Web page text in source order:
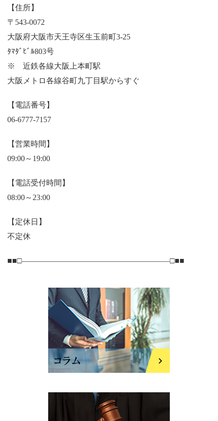
【住所】
〒543-0072
大阪府大阪市天王寺区生玉前町3-25
ﾀﾏﾀﾞﾋﾞﾙ803号
※ 近鉄各線大阪上本町駅
大阪メトロ各線谷町九丁目駅からすぐ
【電話番号】
06-6777-7157
【営業時間】
09:00～19:00
【電話受付時間】
08:00～23:00
【定休日】
不定休
■■□―――――――――――――――――――□■■